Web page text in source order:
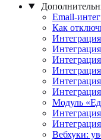
Email-
Как
Модуль
Вебхуки: